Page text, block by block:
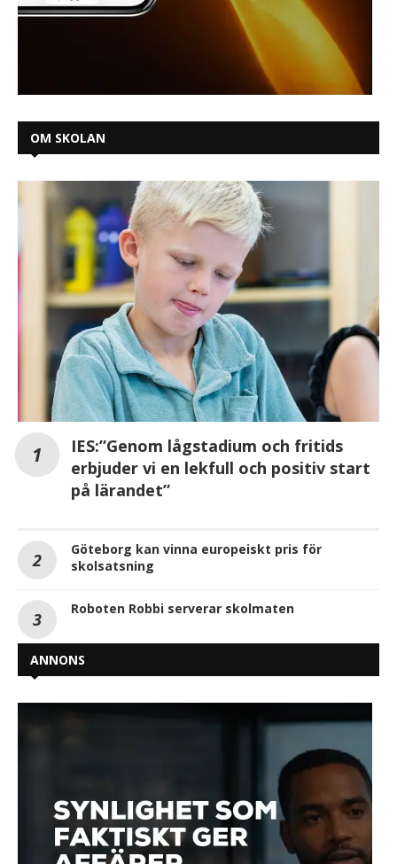
OM SKOLAN
IES:”Genom lågstadium och fritids
erbjuder vi en lekfull och positiv start
på lärandet”
Göteborg kan vinna europeiskt pris för
skolsatsning
Roboten Robbi serverar skolmaten
ANNONS